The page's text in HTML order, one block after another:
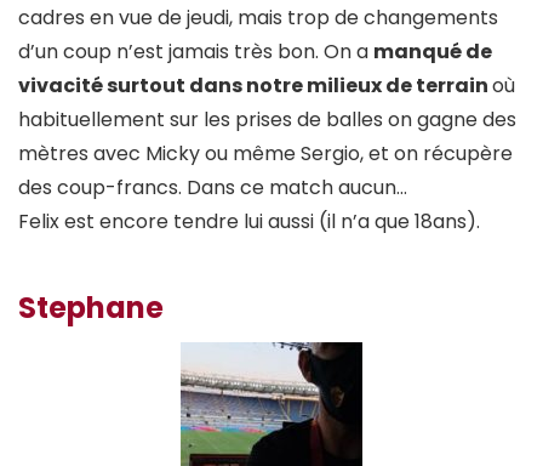
cadres en vue de jeudi, mais trop de changements
d’un coup n’est jamais très bon. On a manqué de
vivacité surtout dans notre milieux de terrainoù
habituellement sur les prises de balles on gagne des
mètres avec Micky ou même Sergio, et on récupère
des coup-francs. Dans ce match aucun…
Felix est encore tendre lui aussi (il n’a que 18ans).
Stephane